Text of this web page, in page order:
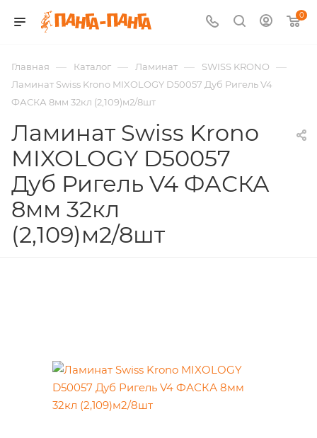
0
Главная — Каталог — Ламинат — SWISS KRONO —
Ламинат Swiss Krono MIXOLOGY D50057 Дуб Ригель V4
ФАСКА 8мм 32кл (2,109)м2/8шт
Ламинат Swiss Krono
MIXOLOGY D50057
Дуб Ригель V4 ФАСКА
8мм 32кл
(2,109)м2/8шт